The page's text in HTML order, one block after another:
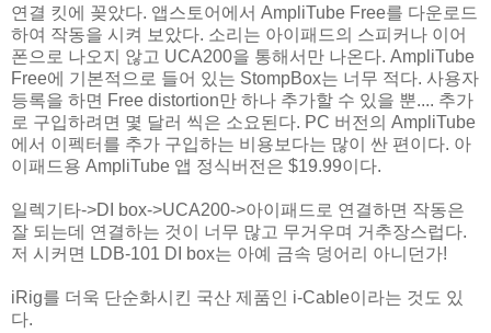
연결 킷에 꽂았다. 앱스토어에서 AmpliTube Free를 다운로드
하여 작동을 시켜 보았다. 소리는 아이패드의 스피커나 이어
폰으로 나오지 않고 UCA200을 통해서만 나온다. AmpliTube
Free에 기본적으로 들어 있는 StompBox는 너무 적다. 사용자
등록을 하면 Free distortion만 하나 추가할 수 있을 뿐.... 추가
로 구입하려면 몇 달러 씩은 소요된다. PC 버전의 AmpliTube
에서 이펙터를 추가 구입하는 비용보다는 많이 싼 편이다. 아
이패드용 AmpliTube 앱 정식버전은 $19.99이다.
일렉기타->DI box->UCA200->아이패드로 연결하면 작동은
잘 되는데 연결하는 것이 너무 많고 무거우며 거추장스럽다.
저 시커면 LDB-101 DI box는 아예 금속 덩어리 아니던가!
iRig를 더욱 단순화시킨 국산 제품인 i-Cable이라는 것도 있
다.